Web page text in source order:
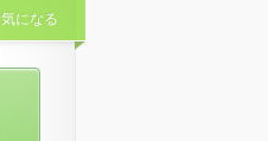
気になる